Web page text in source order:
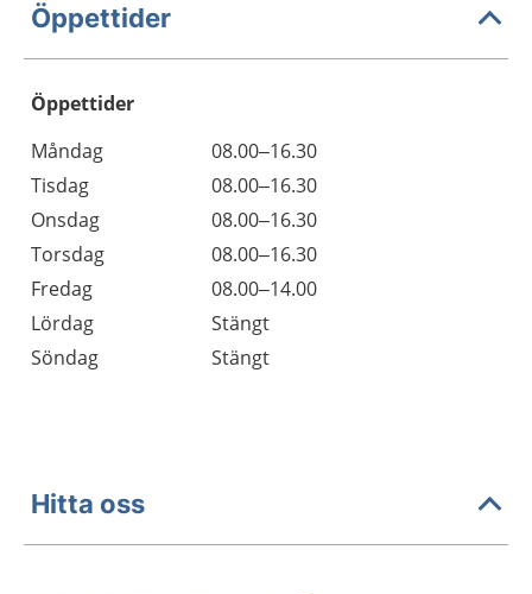
Öppettider
Öppettider
Dag
Öppettider
Kommentarer
Måndag
08.00–16.30
Tisdag
08.00–16.30
Onsdag
08.00–16.30
Torsdag
08.00–16.30
Fredag
08.00–14.00
Lördag
Stängt
Söndag
Stängt
Hitta oss